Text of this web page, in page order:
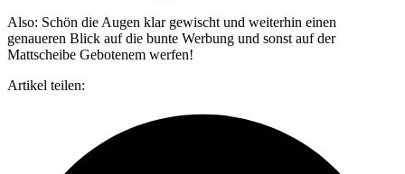
Also: Schön die Augen klar gewischt und weiterhin einen
genaueren Blick auf die bunte Werbung und sonst auf der
Mattscheibe Gebotenem werfen!
Artikel teilen: